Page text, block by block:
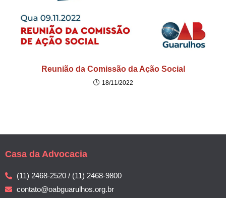
Reunião da Comissão da Ação Social
18/11/2022
Casa da Advocacia
(11) 2468-2520 / (11) 2468-9800
contato@oabguarulhos.org.br